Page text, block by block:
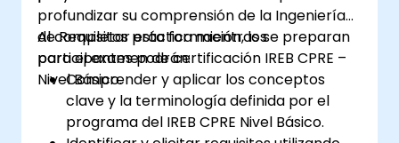
profundizar su comprensión de la Ingeniería
de Requisitos práctica mientras se preparan
para el examen de certificación IREB CPRE –
Nivel Básico.
Al completar esta formación, los
participantes podrán:
Comprender y aplicar los conceptos
clave y la terminología definida por el
programa del IREB CPRE Nivel Básico.